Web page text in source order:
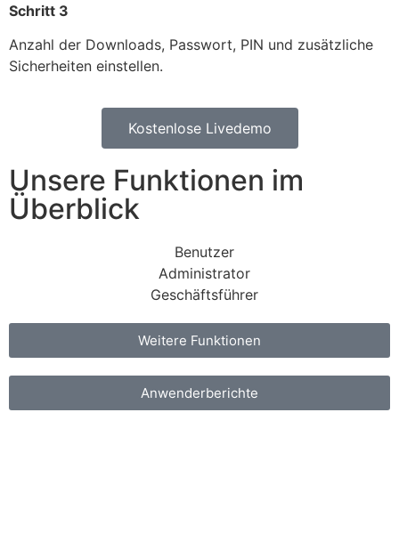
Schritt 3
Anzahl der Downloads, Passwort, PIN und zusätzliche
Sicherheiten einstellen.
Kostenlose Livedemo
Unsere Funktionen im
Überblick
Benutzer
Administrator
Geschäftsführer
Weitere Funktionen
Anwenderberichte